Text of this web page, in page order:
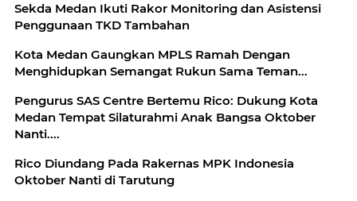
Sekda Medan Ikuti Rakor Monitoring dan Asistensi
Penggunaan TKD Tambahan
Kota Medan Gaungkan MPLS Ramah Dengan
Menghidupkan Semangat Rukun Sama Teman...
Pengurus SAS Centre Bertemu Rico: Dukung Kota
Medan Tempat Silaturahmi Anak Bangsa Oktober
Nanti....
Rico Diundang Pada Rakernas MPK Indonesia
Oktober Nanti di Tarutung